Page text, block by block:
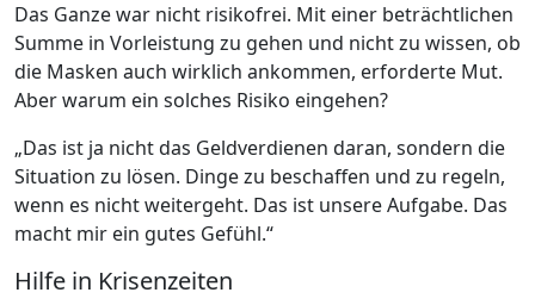
Das Ganze war nicht risikofrei. Mit einer beträchtlichen
Summe in Vorleistung zu gehen und nicht zu wissen, ob
die Masken auch wirklich ankommen, erforderte Mut.
Aber warum ein solches Risiko eingehen?
„Das ist ja nicht das Geldverdienen daran, sondern die
Situation zu lösen. Dinge zu beschaffen und zu regeln,
wenn es nicht weitergeht. Das ist unsere Aufgabe. Das
macht mir ein gutes Gefühl.“
Hilfe in Krisenzeiten